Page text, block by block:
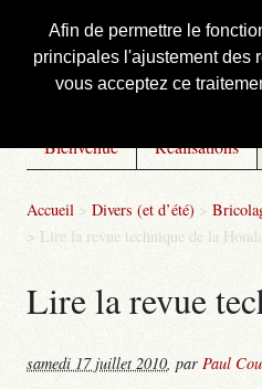
Afin de permettre le
principales l'ajustement des
vous acceptez ce
Courbis, « LE
Bienvenue Réalisations
Accueil > Divers (et d’été) >
> Lire la revue technique de la
Lire la revue
samedi 17 juillet 2010, par Paul